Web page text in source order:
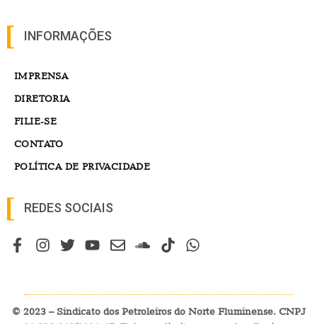
INFORMAÇÕES
IMPRENSA
DIRETORIA
FILIE-SE
CONTATO
POLÍTICA DE PRIVACIDADE
REDES SOCIAIS
© 2023 – Sindicato dos Petroleiros do Norte Fluminense. CNPJ